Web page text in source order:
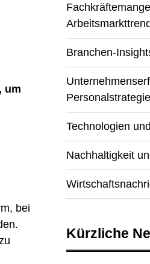
um
bei
Branchen-
Personalstrategie
Technologien
Nachhaltigkeit
Kürzliche